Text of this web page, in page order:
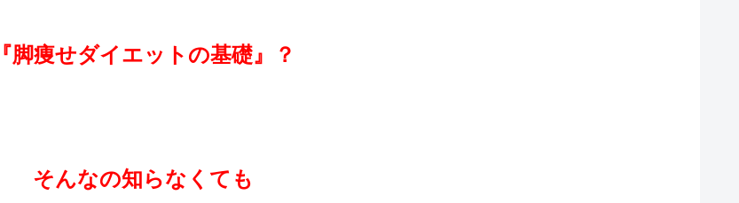
『脚痩せダイエットの基礎』？
そんなの知らなくても